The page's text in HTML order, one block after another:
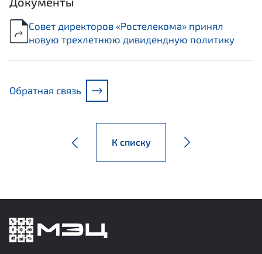
Совет директоров «Ростелекома» принял
новую трехлетнюю дивидендную политику
Обратная связь
К списку